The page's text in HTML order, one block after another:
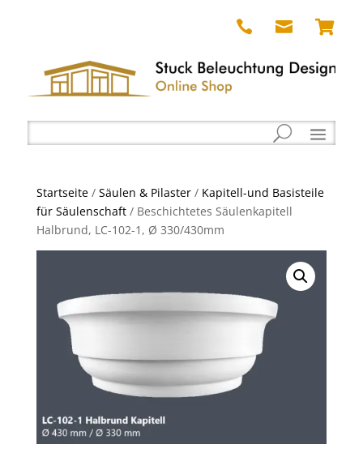
  
Startseite/ Säulen & Pilaster/ Kapitell-und Basisteile
für Säulenschaft/ Beschichtetes Säulenkapitell
Halbrund, LC-102-1, Ø 330/430mm